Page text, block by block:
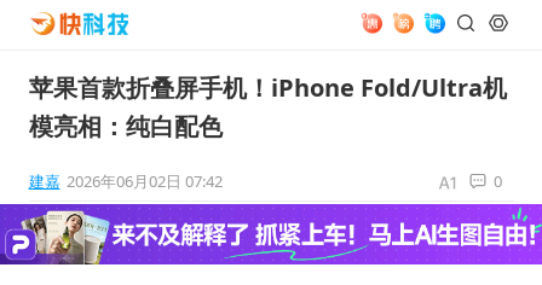
苹果首款折叠屏手机！iPhone Fold/Ultra机
模亮相：纯白配色
建嘉 2026年06月02日 07:42 0